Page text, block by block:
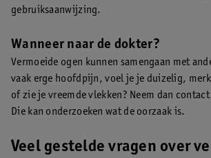
gebruiksaanwijzing.
Wanneer naar de dokter?
Vermoeide ogen kunnen samengaan met
vaak erge hoofdpijn, voel je je duizelig,
of zie je vreemde vlekken? Neem dan
Die kan onderzoeken wat de oorzaak is.
Veel gestelde vragen over